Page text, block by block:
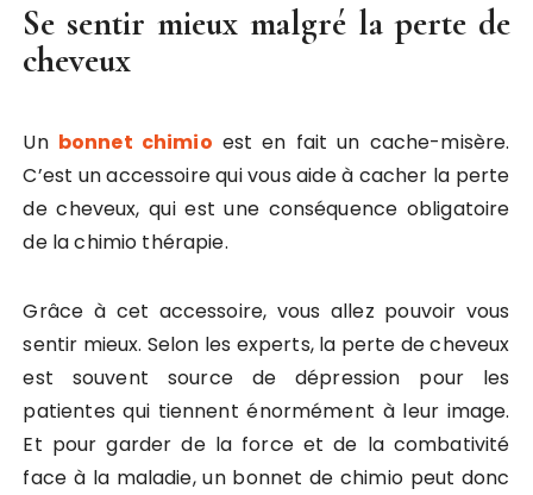
Se sentir mieux malgré la perte de
cheveux
Un bonnet chimio est en fait un cache-misère.
C’est un accessoire qui vous aide à cacher la perte
de cheveux, qui est une conséquence obligatoire
de la chimio thérapie.
Grâce à cet accessoire, vous allez pouvoir vous
sentir mieux. Selon les experts, la perte de cheveux
est souvent source de dépression pour les
patientes qui tiennent énormément à leur image.
Et pour garder de la force et de la combativité
face à la maladie, un bonnet de chimio peut donc